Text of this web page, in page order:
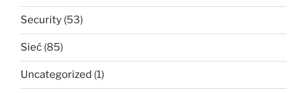
Security (53)
Sieć (85)
Uncategorized (1)